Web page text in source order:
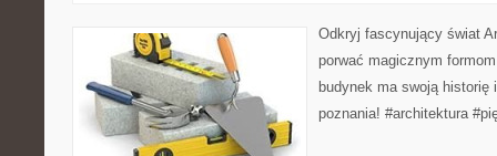
Odkryj fascynujący świat
porwać magicznym
budynek ma swoją
poznania! #architektura